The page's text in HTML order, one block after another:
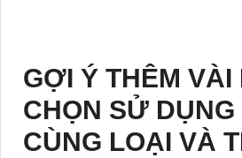
GỢI Ý THÊM
CHỌN SỬ
CÙNG LOẠI VÀ